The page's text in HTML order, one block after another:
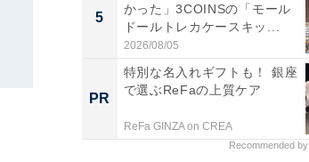
5
かった」3COINSの「モール
ドールトレカケースキッ...
2026/08/05
PR
特別な名入れギフトも！ 銀座
で選ぶReFaの上質ケア
ReFa GINZA on CREA
Recommended by